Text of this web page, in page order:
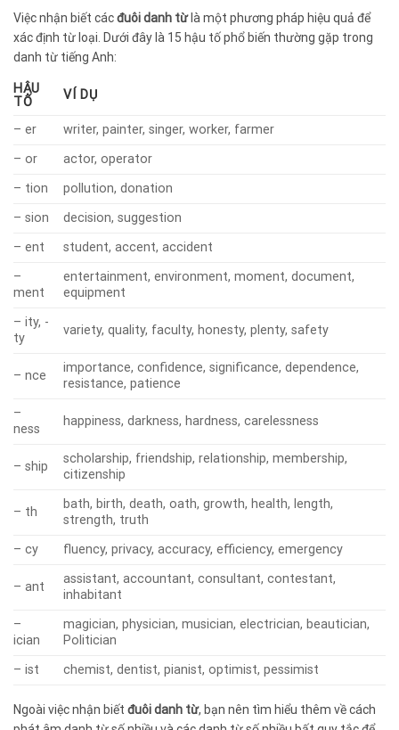
Việc nhận biết cácđuôi danh từlà một phương pháp hiệu quả để
xác định từ loại. Dưới đây là 15 hậu tố phổ biến thường gặp trong
danh từ tiếng Anh:
HẬU
TỐ
VÍ DỤ
– er
writer, painter, singer, worker, farmer
– or
actor, operator
– tion
pollution, donation
– sion
decision, suggestion
– ent
student, accent, accident
–
ment
entertainment, environment, moment, document,
equipment
– ity, -
ty
variety, quality, faculty, honesty, plenty, safety
– nce
importance, confidence, significance, dependence,
resistance, patience
–
ness
happiness, darkness, hardness, carelessness
– ship
scholarship, friendship, relationship, membership,
citizenship
– th
bath, birth, death, oath, growth, health, length,
strength, truth
– cy
fluency, privacy, accuracy, efficiency, emergency
– ant
assistant, accountant, consultant, contestant,
inhabitant
–
ician
magician, physician, musician, electrician, beautician,
Politician
– ist
chemist, dentist, pianist, optimist, pessimist
Ngoài việc nhận biết đuôi danh từ, bạn nên tìm hiểu thêm về cách